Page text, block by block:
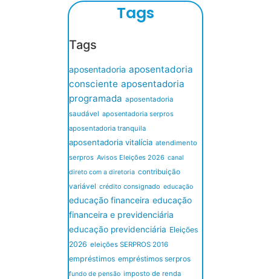
Tags
Tags
aposentadoria aposentadoria
consciente aposentadoria
programada aposentadoria
saudável aposentadoria serpros
aposentadoria tranquila
aposentadoria vitalícia atendimento
serpros Avisos Eleições 2026 canal
direto com a diretoria contribuição
variável crédito consignado educação
educação financeira educação
financeira e previdenciária
educação previdenciária Eleições
2026 eleições SERPROS 2016
empréstimos empréstimos serpros
fundo de pensão imposto de renda